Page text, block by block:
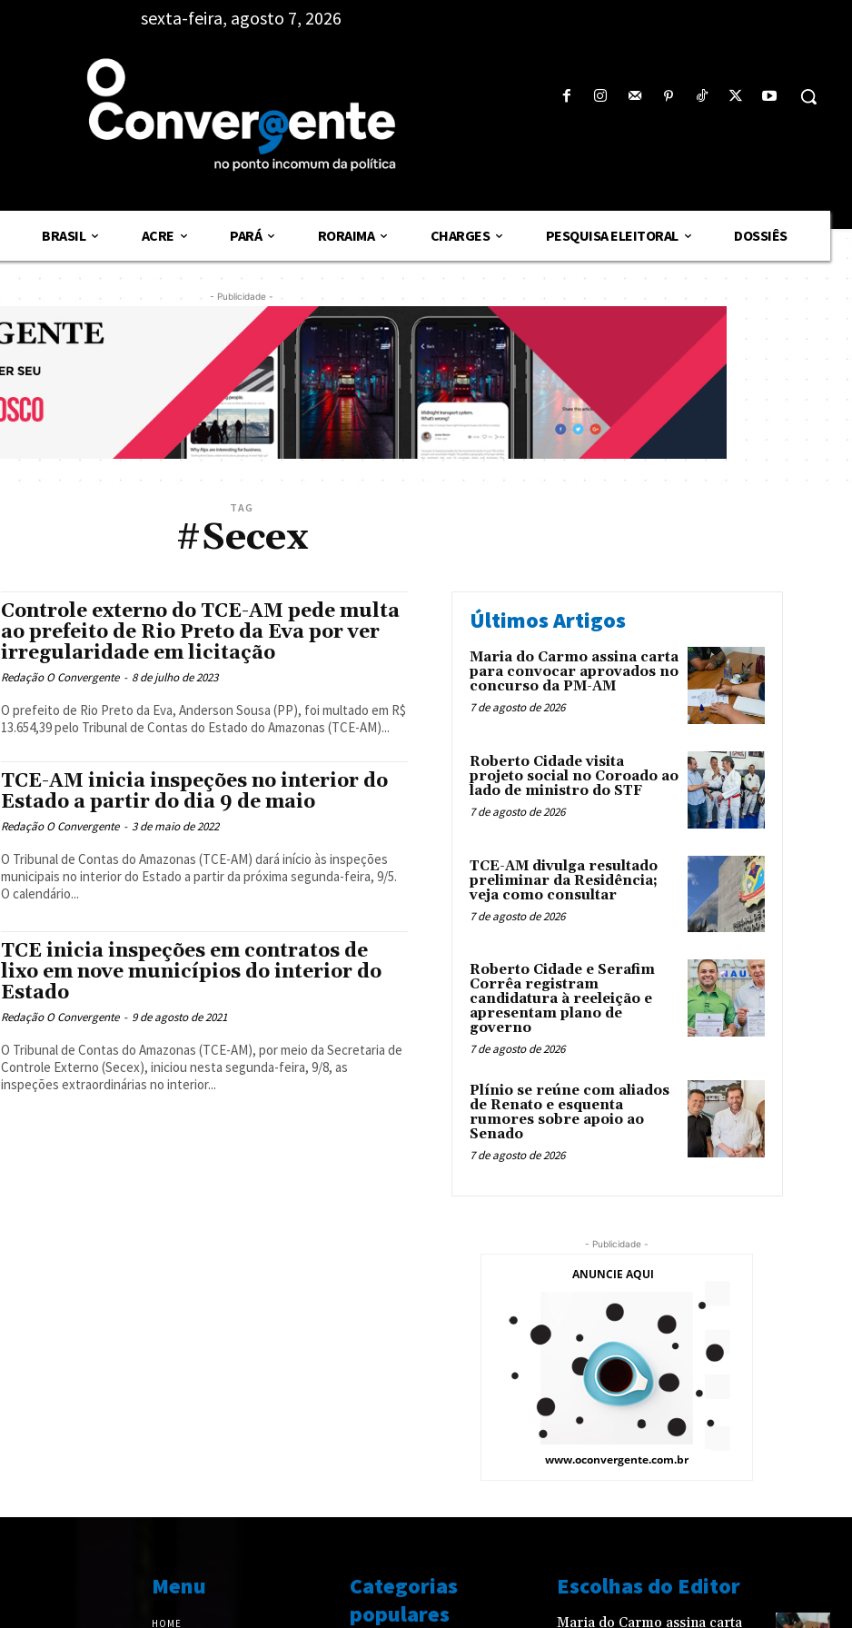
sexta-feira, agosto 7, 2026
BRASIL ACRE PARÁ RORAIMA CHARGES PESQUISA ELEITORAL DOSSIÊS
- Publicidade -
TAG
#Secex
Controle externo do TCE-AM pede multa
ao prefeito de Rio Preto da Eva por ver
irregularidade em licitação
Redação O Convergente - 8 de julho de 2023
O prefeito de Rio Preto da Eva, Anderson Sousa (PP), foi multado em R$
13.654,39 pelo Tribunal de Contas do Estado do Amazonas (TCE-AM)...
TCE-AM inicia inspeções no interior do
Estado a partir do dia 9 de maio
Redação O Convergente - 3 de maio de 2022
O Tribunal de Contas do Amazonas (TCE-AM) dará início às inspeções
municipais no interior do Estado a partir da próxima segunda-feira, 9/5.
O calendário...
TCE inicia inspeções em contratos de
lixo em nove municípios do interior do
Estado
Redação O Convergente - 9 de agosto de 2021
O Tribunal de Contas do Amazonas (TCE-AM), por meio da Secretaria de
Controle Externo (Secex), iniciou nesta segunda-feira, 9/8, as
inspeções extraordinárias no interior...
Últimos Artigos
Maria do Carmo assina carta
para convocar aprovados no
concurso da PM-AM
7 de agosto de 2026
Roberto Cidade visita
projeto social no Coroado ao
lado de ministro do STF
7 de agosto de 2026
TCE-AM divulga resultado
preliminar da Residência;
veja como consultar
7 de agosto de 2026
Roberto Cidade e Serafim
Corrêa registram
candidatura à reeleição e
apresentam plano de
governo
7 de agosto de 2026
Plínio se reúne com aliados
de Renato e esquenta
rumores sobre apoio ao
Senado
7 de agosto de 2026
- Publicidade -
Menu
HOME
Categorias
populares
Escolhas do Editor
Maria do Carmo assina carta